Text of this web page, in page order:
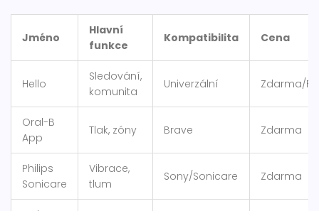
Jméno
Hlavní
funkce
Kompatibilita Cena
Hello
Sledování,
komunita
Univerzální Zdarma/
Oral-B
App
Tlak, zóny Brave Zdarma
Philips
Sonicare
Vibrace,
tlum
Sony/Sonicare Zdarma